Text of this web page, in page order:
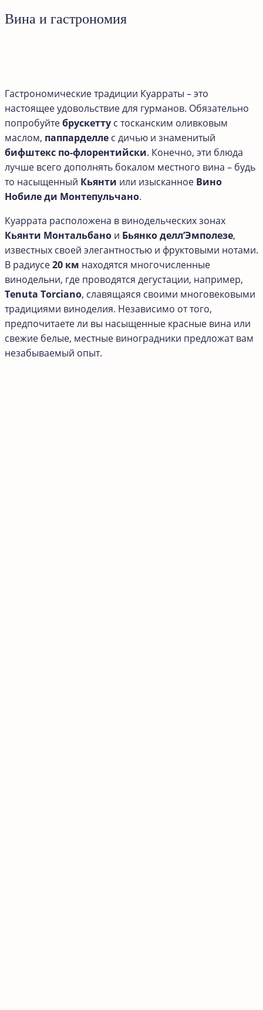
Вина и гастрономия
Гастрономические традиции Куарраты – это
настоящее удовольствие для гурманов. Обязательно
попробуйтебрускетту с тосканским оливковым
маслом, паппарделле с дичью и знаменитый
бифштекс по-флорентийски. Конечно, эти блюда
лучше всего дополнять бокалом местного вина – будь
то насыщенный Кьянти или изысканное Вино
Нобиле ди Монтепульчано.
Куаррата расположена в винодельческих зонах
Кьянти Монтальбано и Бьянко делл’Эмполезе,
известных своей элегантностью и фруктовыми нотами.
В радиусе20 км находятся многочисленные
винодельни, где проводятся дегустации, например,
Tenuta Torciano, славящаяся своими многовековыми
традициями виноделия. Независимо от того,
предпочитаете ли вы насыщенные красные вина или
свежие белые, местные виноградники предложат вам
незабываемый опыт.